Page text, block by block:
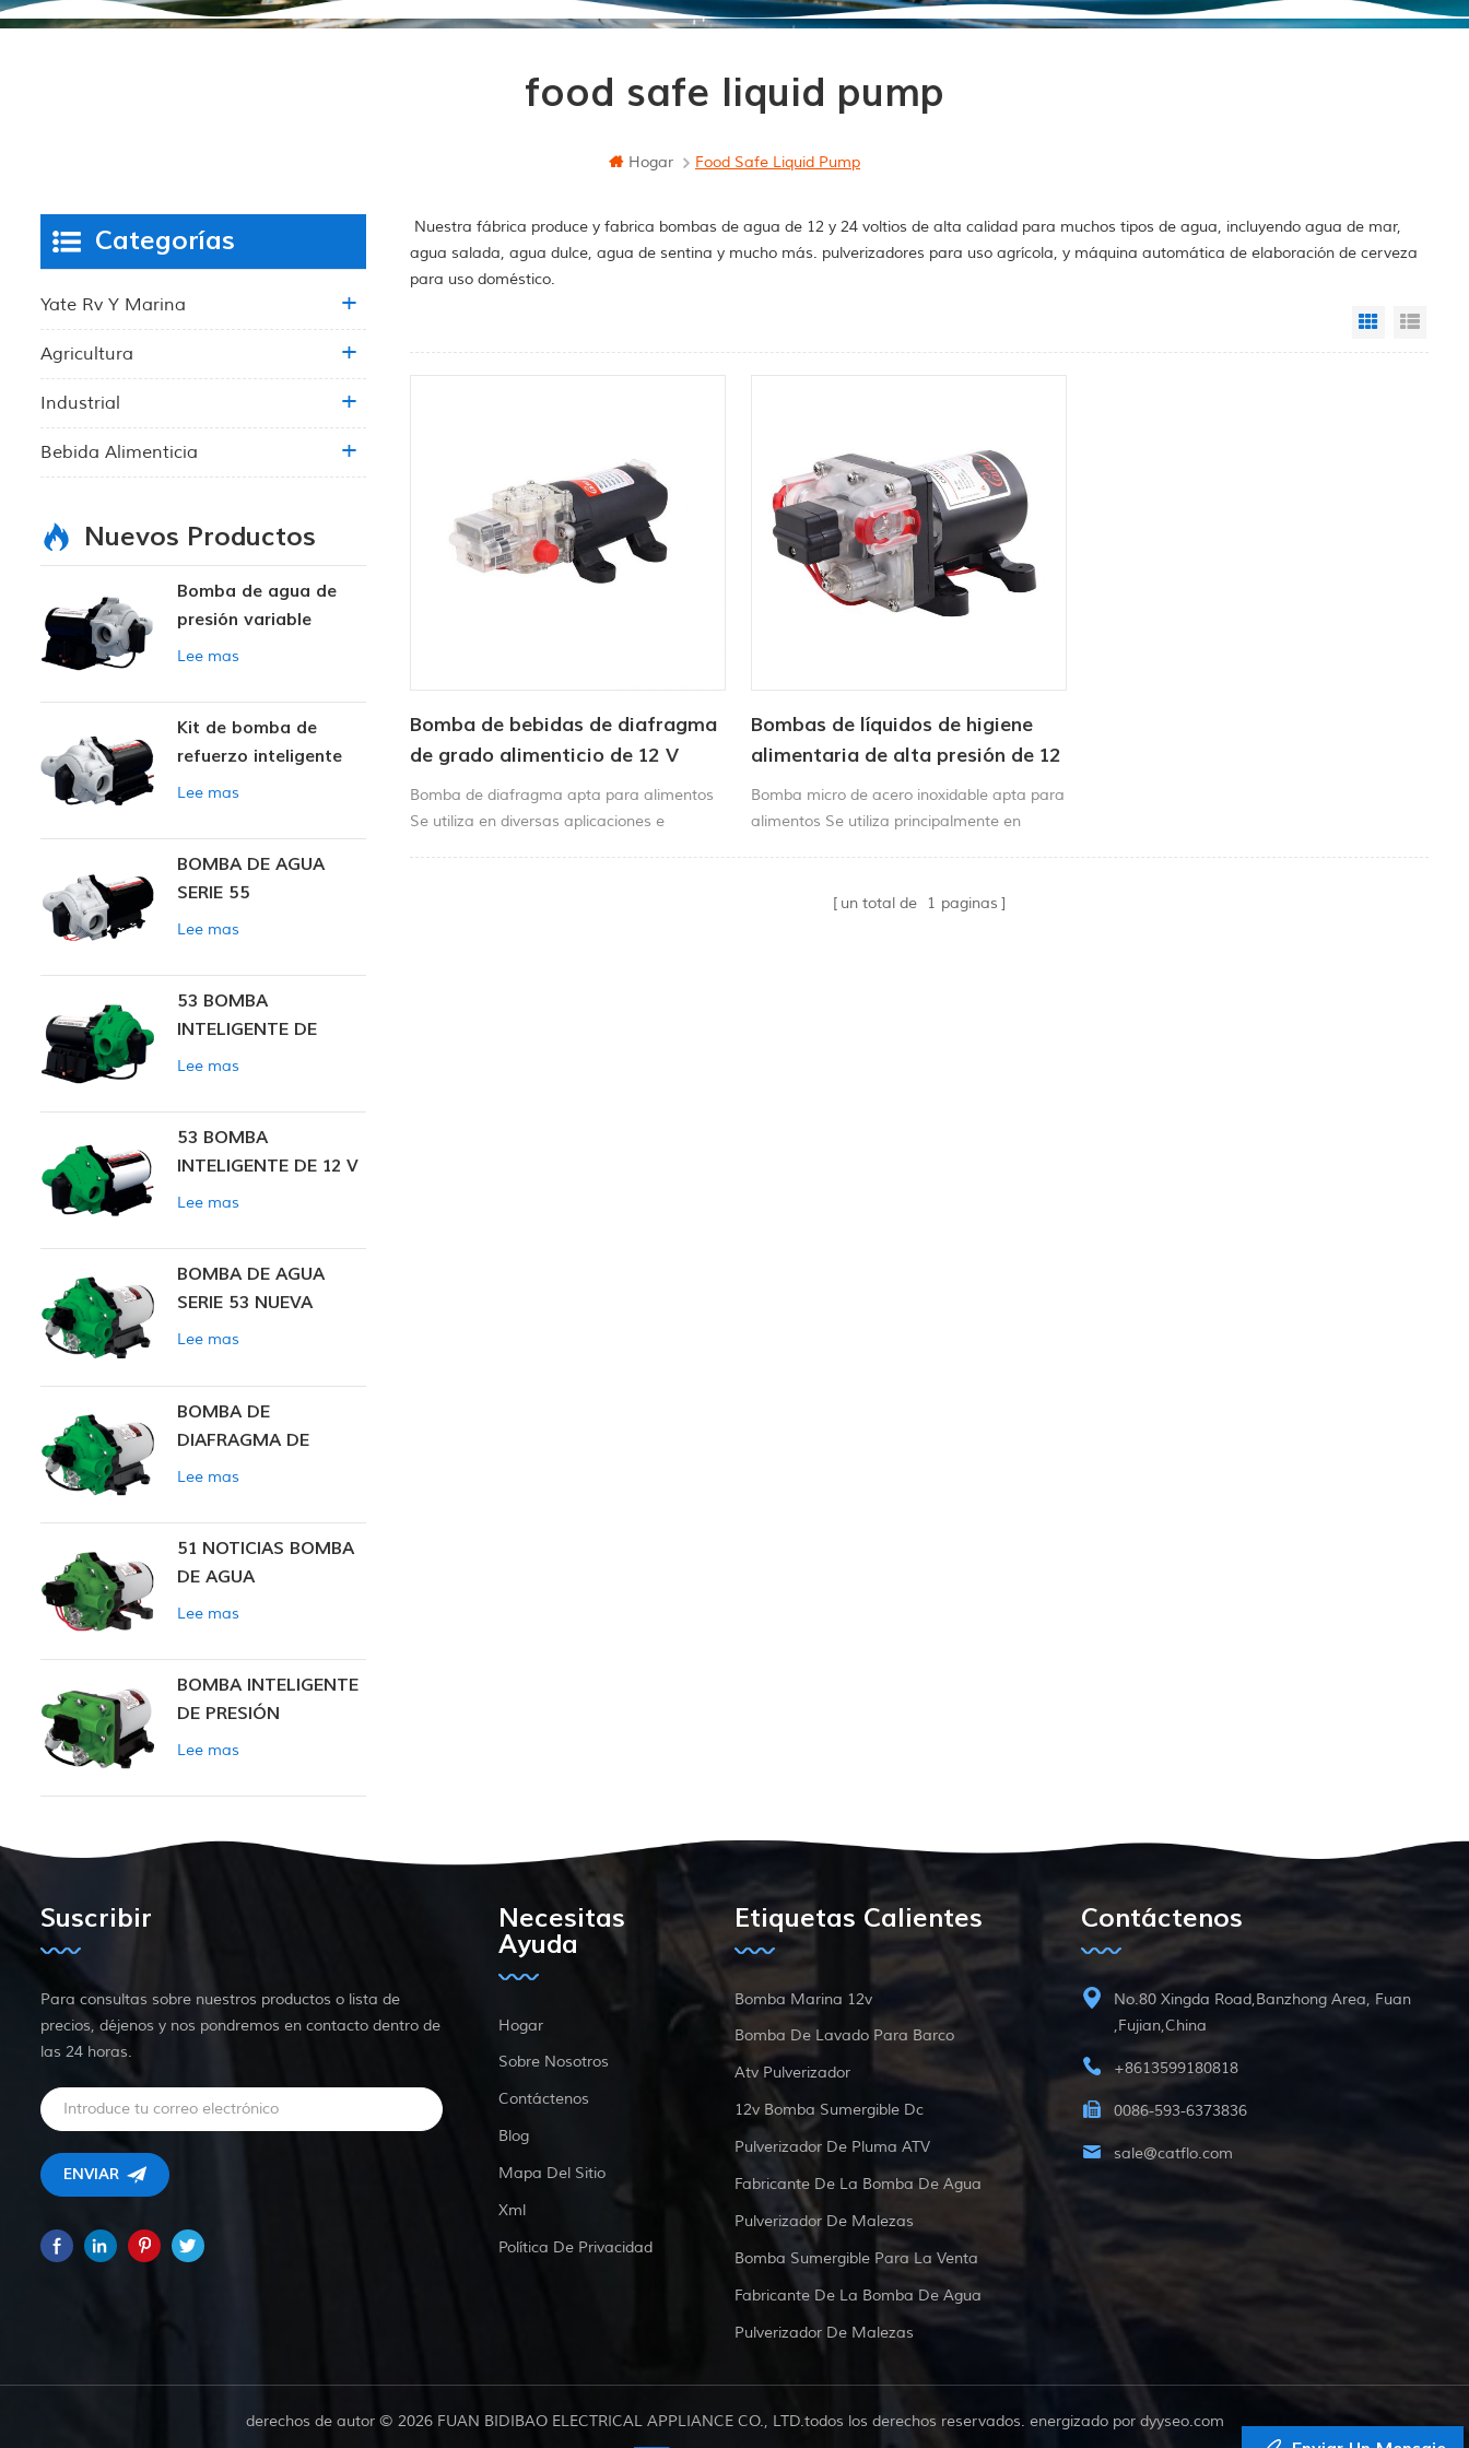
food safe liquid pump
Hogar Food Safe Liquid Pump
Nuestra fábrica produce y fabrica bombas de agua de 12 y 24 voltios de alta calidad para muchos tipos de agua, incluyendo agua de mar,
agua salada, agua dulce, agua de sentina y mucho más. pulverizadores para uso agrícola, y máquina automática de elaboración de cerveza
para uso doméstico.
Grid View
Bomba de bebidas de diafragma
de grado alimenticio de 12 V
Bomba de diafragma apta para alimentos
Se utiliza en diversas aplicaciones e
Bombas de líquidos de higiene
alimentaria de alta presión de 12
V de grado alimenticio
Bomba micro de acero inoxidable apta para
alimentos Se utiliza principalmente en
neumáticos de automóviles y otros campos.
un total de 1 paginas
Categorías
Yate Rv Y Marina
Agricultura
Industrial
Bebida Alimenticia
Nuevos Productos
Bomba de agua de
presión variable
inteligente
Lee mas
Kit de bomba de
refuerzo inteligente
Lee mas
BOMBA DE AGUA
SERIE 55
Lee mas
53 BOMBA
INTELIGENTE DE
PRESIÓN CONSTANTE
Lee mas
53 BOMBA
INTELIGENTE DE 12 V
CC DE PRESIÓN
Lee mas
BOMBA DE AGUA
SERIE 53 NUEVA
Lee mas
BOMBA DE
DIAFRAGMA DE
PRESIÓN CONSTANTE
Lee mas
51 NOTICIAS BOMBA
DE AGUA
Lee mas
BOMBA INTELIGENTE
DE PRESIÓN
CONSTANTE SERIE
Lee mas
Suscribir
Para consultas sobre nuestros productos o lista de
precios, déjenos y nos pondremos en contacto dentro de
las 24 horas.
Necesitas
Ayuda
Hogar
Sobre Nosotros
Contáctenos
Blog
Mapa Del Sitio
Xml
Política De Privacidad
Etiquetas Calientes
Bomba Marina 12v
Bomba De Lavado Para Barco
Atv Pulverizador
12v Bomba Sumergible Dc
Pulverizador De Pluma ATV
Fabricante De La Bomba De Agua
Pulverizador De Malezas
Bomba Sumergible Para La Venta
Fabricante De La Bomba De Agua
Pulverizador De Malezas
Contáctenos
No.80 Xingda Road,Banzhong Area, Fuan
,Fujian,China
+8613599180818
0086-593-6373836
sale@catflo.com
derechos de autor © 2026 FUAN BIDIBAO ELECTRICAL APPLIANCE CO., LTD.todos los derechos reservados. energizado por dyyseo.com